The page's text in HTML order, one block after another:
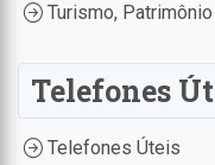
Turismo,
Telefones
Telefones Úteis